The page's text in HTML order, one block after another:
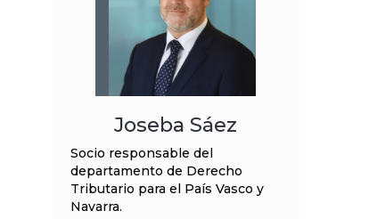
Joseba Sáez
Socio responsable del
departamento de Derecho
Tributario para el País Vasco y
Navarra.